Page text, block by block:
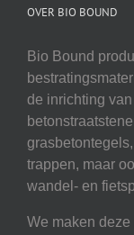
OVER BIO BOUND
Bio Bound
de inrichting
trappen, maar
wandel- en
We maken